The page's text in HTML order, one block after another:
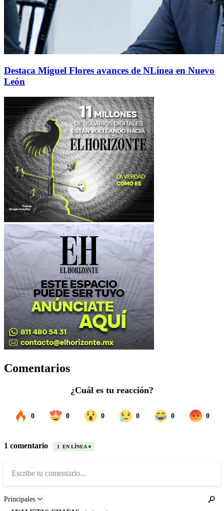
Destaca Miguel Flores avances de NLínea en Nuevo
León
Comentarios